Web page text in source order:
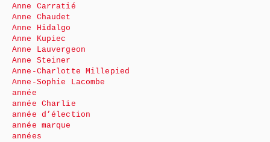
Anne Carratié
Anne Chaudet
Anne Hidalgo
Anne Kupiec
Anne Lauvergeon
Anne Steiner
Anne-Charlotte Millepied
Anne-Sophie Lacombe
année
année Charlie
année d’élection
année marque
années